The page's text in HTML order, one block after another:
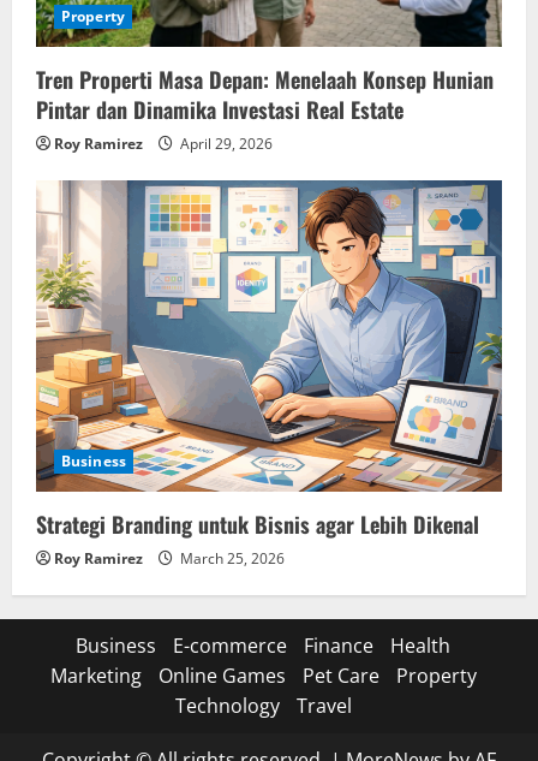
Property
Tren Properti Masa Depan: Menelaah Konsep Hunian
Pintar dan Dinamika Investasi Real Estate
Roy Ramirez April 29, 2026
Business
Strategi Branding untuk Bisnis agar Lebih Dikenal
Roy Ramirez March 25, 2026
Business E-commerce Finance
Health
Marketing
Online Games Pet Care
Property
Technology
Travel